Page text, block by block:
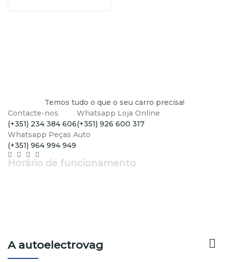
Temos tudo o que o seu carro precisa!
Contacte-nos
(+351) 234 384 606
Whatsapp Loja Online
(+351) 926 600 317
Whatsapp Peças Auto
(+351) 964 994 949
Horário de funcionamento
A autoelectrovag 